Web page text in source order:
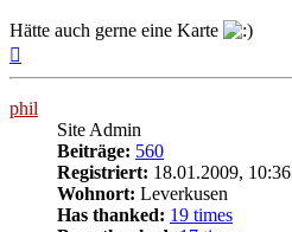
Hätte auch gerne eine Karte
phil
Site Admin
Beiträge: 560
Registriert: 18.01.2009, 10:36
Wohnort: Leverkusen
Has thanked: 19 times